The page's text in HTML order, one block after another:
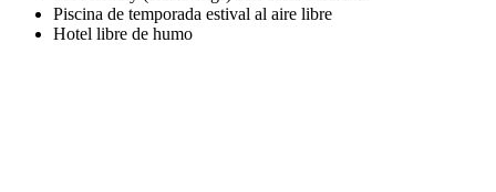
Piscina de temporada estival al aire libre
Hotel libre de humo